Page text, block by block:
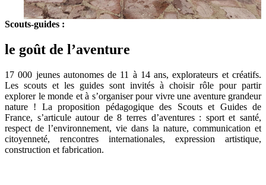
Scouts-guides :
le goût de l’aventure
17 000 jeunes autonomes de 11 à 14 ans, explorateurs et créatifs.
Les scouts et les guides sont invités à choisir rôle pour partir
explorer le monde et à s’organiser pour vivre une aventure grandeur
nature ! La proposition pédagogique des Scouts et Guides de
France, s’articule autour de 8 terres d’aventures : sport et santé,
respect de l’environnement, vie dans la nature, communication et
citoyenneté, rencontres internationales, expression artistique,
construction et fabrication.